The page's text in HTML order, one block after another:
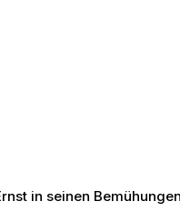
in seinen